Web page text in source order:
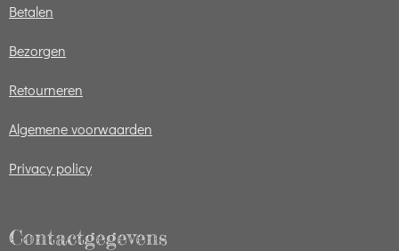
Betalen
Bezorgen
Retourneren
Algemene voorwaarden
Privacy policy
Contactgegevens